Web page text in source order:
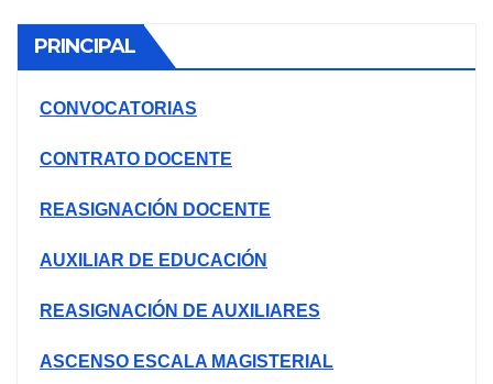
PRINCIPAL
CONVOCATORIAS
CONTRATO DOCENTE
REASIGNACIÓN DOCENTE
AUXILIAR DE EDUCACIÓN
REASIGNACIÓN DE AUXILIARES
ASCENSO ESCALA MAGISTERIAL